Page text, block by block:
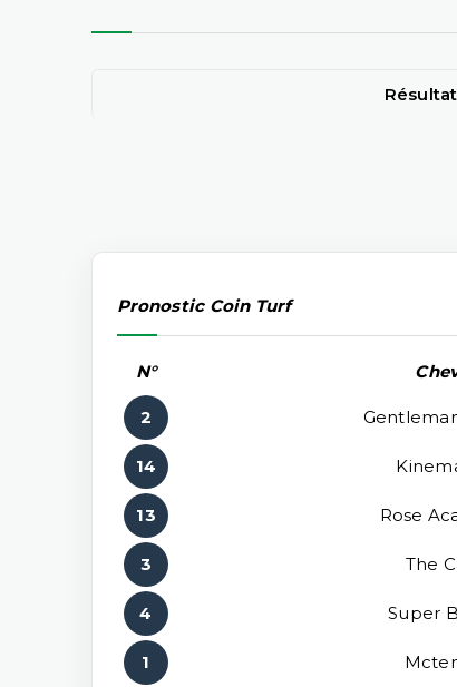
Résultat
Pronostic Coin Turf
N°
2
14
13 Rose
3 The
4 Super
1